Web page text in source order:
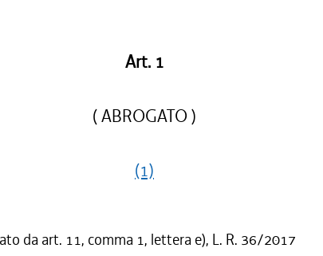
Art. 1
( ABROGATO )
(1)
da art. 11, comma 1, lettera e), L. R. 36/2017